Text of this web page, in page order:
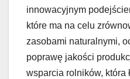
innowacyjnym
które ma na celu
zasobami naturalnymi,
poprawę jakości
wsparcia rolników, która